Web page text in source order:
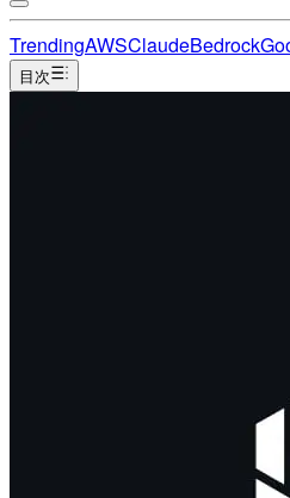
TrendingAWSClaudeBedrock
目次